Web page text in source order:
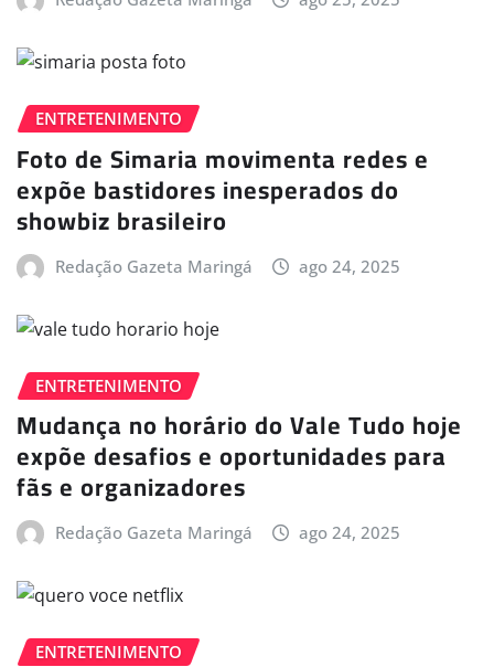
ENTRETENIMENTO
Foto de Simaria movimenta redes e
expõe bastidores inesperados do
showbiz brasileiro
Redação Gazeta Maringá ago 24, 2025
ENTRETENIMENTO
Mudança no horário do Vale Tudo hoje
expõe desafios e oportunidades para
fãs e organizadores
Redação Gazeta Maringá ago 24, 2025
ENTRETENIMENTO